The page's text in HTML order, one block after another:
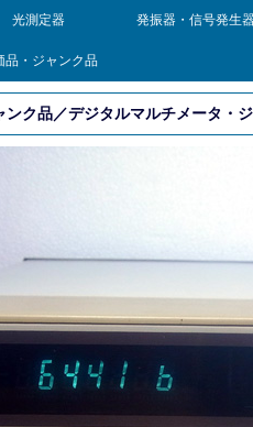
光測定器 発振器・信号発生
品・ジャンク品
ク品／デジタルマルチメータ・